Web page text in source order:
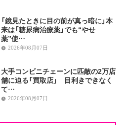
「鏡見たときに目の前が真っ暗に」本
来は「糖尿病治療薬」でも“やせ
薬”使…
2026年08月07日
大手コンビニチェーンに匹敵の2万店
舗に迫る「買取店」 目利きできなく
て…
2026年08月07日